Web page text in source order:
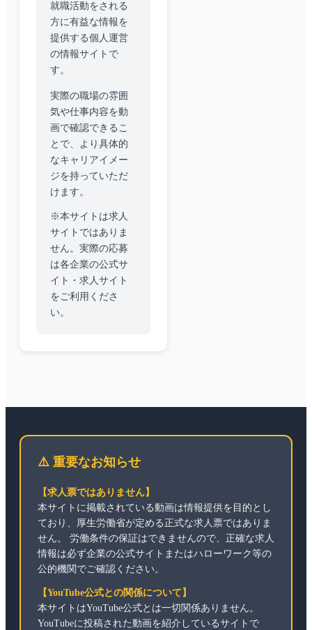
就職活動をされる
方に有益な情報を
提供する個人運営
の情報サイトで
す。
実際の職場の雰囲
気や仕事内容を動
画で確認できるこ
とで、より具体的
なキャリアイメー
ジを持っていただ
けます。
※本サイトは求人
サイトではありま
せん。実際の応募
は各企業の公式サ
イト・求人サイト
をご利用くださ
い。
⚠️ 重要なお知らせ
【求人票ではありません】
本サイトに掲載されている動画は情報提供を目的とし
ており、厚生労働省が定める正式な求人票ではありま
せん。 労働条件の保証はできませんので、正確な求人
情報は必ず企業の公式サイトまたはハローワーク等の
公的機関でご確認ください。
【YouTube公式との関係について】
本サイトはYouTube公式とは一切関係ありません。
YouTubeに投稿された動画を紹介しているサイトで